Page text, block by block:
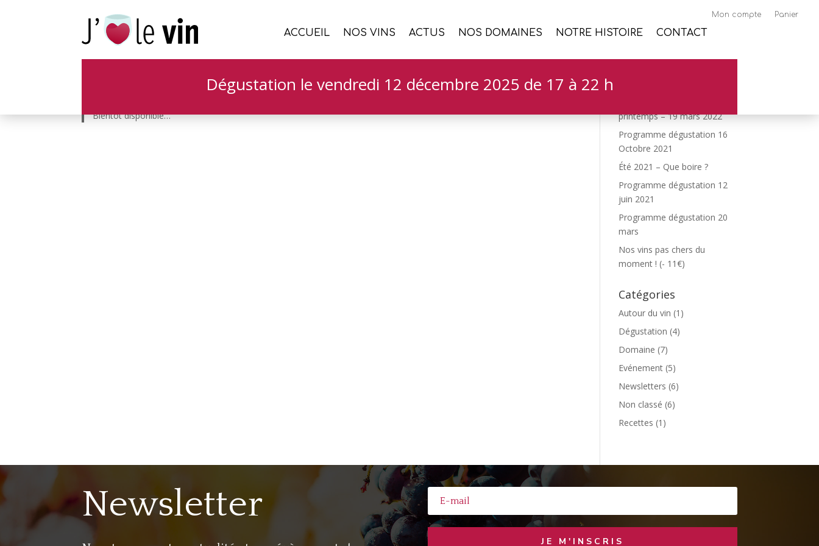
Mon compte Panier
ACCUEIL NOS VINS ACTUS NOS DOMAINES NOTRE HISTOIRE CONTACT
Dégustation le vendredi 12 décembre 2025 de 17 à 22 h
J’aime le vin.be
Votre nouvelle manière d’aimer le vin…
Bientôt disponible…
printemps – 19 mars 2022
Programme dégustation 16
Octobre 2021
Été 2021 – Que boire ?
Programme dégustation 12
juin 2021
Programme dégustation 20
mars
Nos vins pas chers du
moment ! (- 11€)
Catégories
Autour du vin (1)
Dégustation (4)
Domaine (7)
Evénement (5)
Newsletters (6)
Non classé (6)
Recettes (1)
Newsletter
JE M'INSCRIS